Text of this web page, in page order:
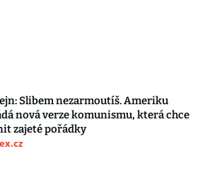
Slibem nezarmoutíš. Ameriku
nová verze komunismu, která chce
zajeté pořádky